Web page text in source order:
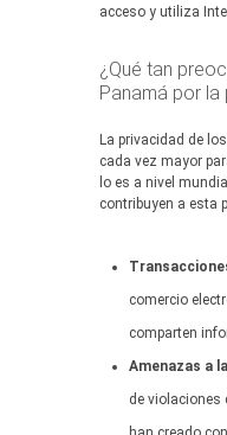
acceso y utiliza
¿Qué tan
Panamá por
La privacidad de
cada vez mayor
lo es a nivel
contribuyen a esta
comercio
comparten
Amenazas a
de violaciones